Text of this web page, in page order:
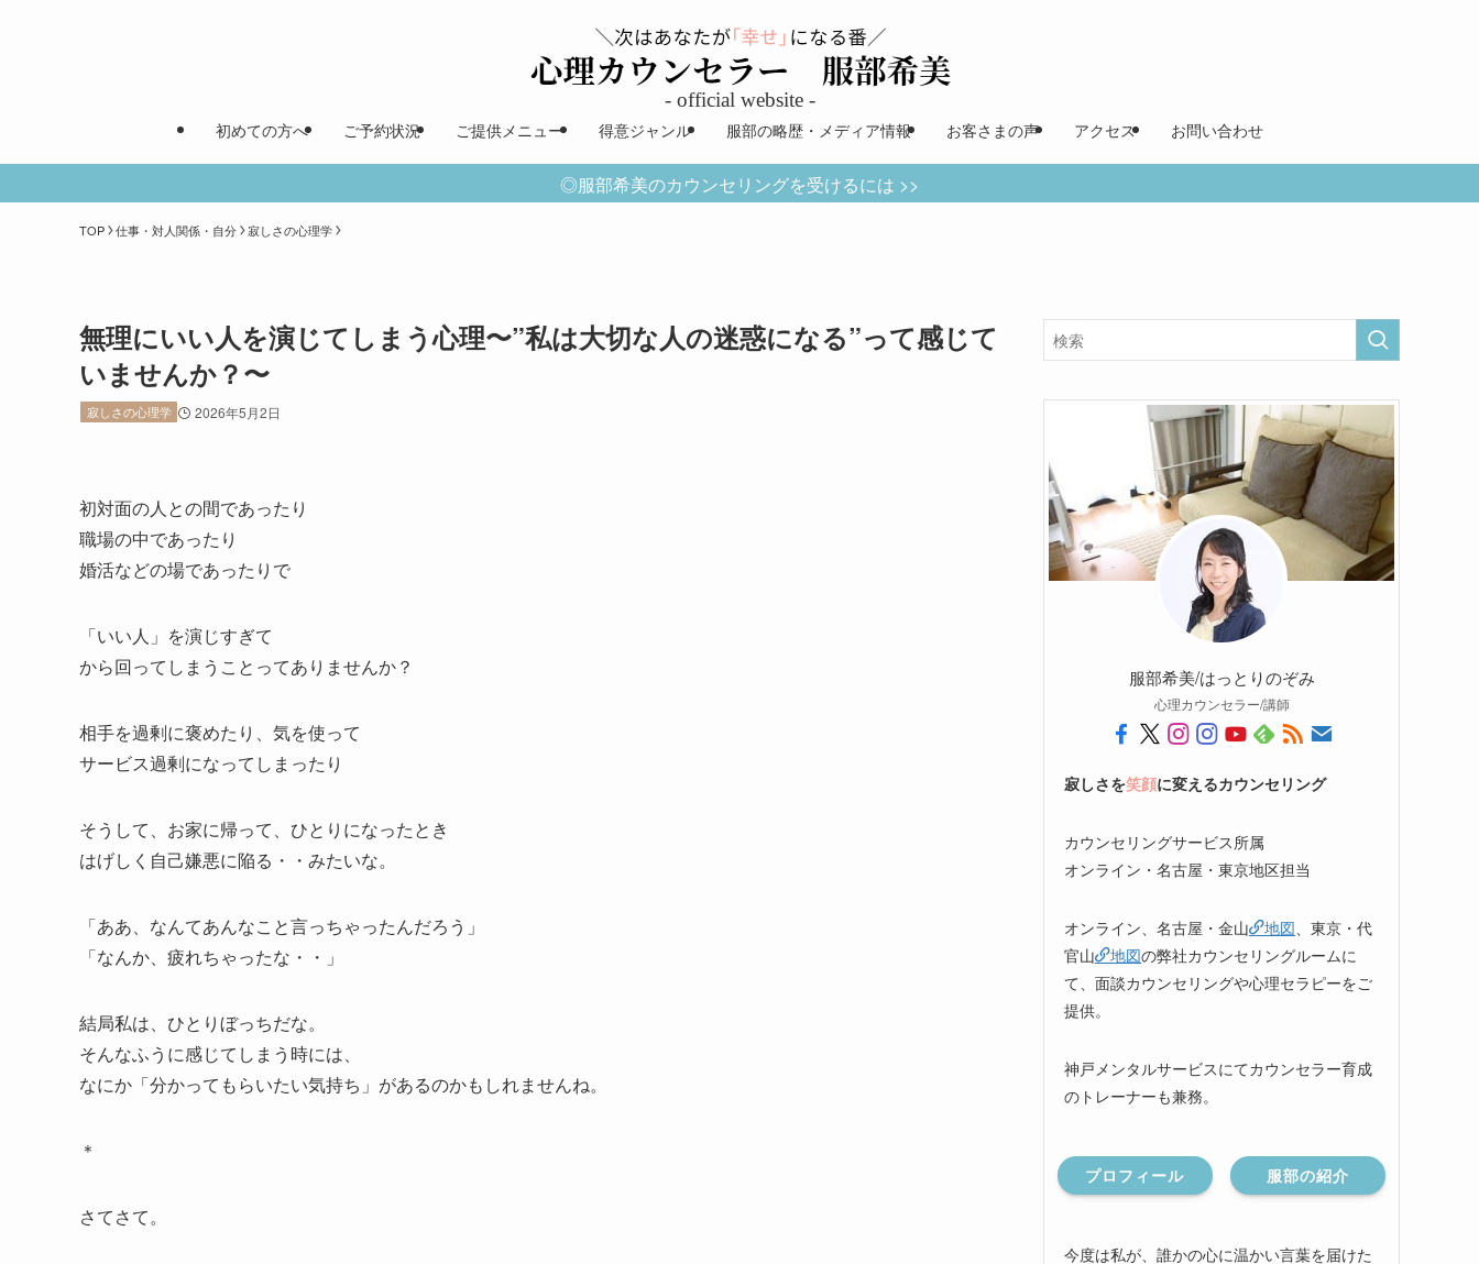
初めての方へ ご予約状況 ご提供メニュー 得意ジャンル 服部の略歴・メディア情報 お客さまの声 アクセス お問い合わせ
◎服部希美のカウンセリングを受けるには >>
TOP 仕事・対人関係・自分 寂しさの心理学
無理にいい人を演じてしまう心理〜”私は大切な人の迷惑になる”って感じて
いませんか？〜
寂しさの心理学 2026年5月2日
初対面の人との間であったり
職場の中であったり
婚活などの場であったりで
「いい人」を演じすぎて
から回ってしまうことってありませんか？
相手を過剰に褒めたり、気を使って
サービス過剰になってしまったり
そうして、お家に帰って、ひとりになったとき
はげしく自己嫌悪に陥る・・みたいな。
「ああ、なんてあんなこと言っちゃったんだろう」
「なんか、疲れちゃったな・・」
結局私は、ひとりぼっちだな。
そんなふうに感じてしまう時には、
なにか「分かってもらいたい気持ち」があるのかもしれませんね。
＊
さてさて。
服部希美/はっとりのぞみ
心理カウンセラー/講師
寂しさを笑顔に変えるカウンセリング
カウンセリングサービス所属
オンライン・名古屋・東京地区担当
オンライン、名古屋・金山 地図、東京・代
官山
地図の弊社カウンセリングルームに
て、面談カウンセリングや心理セラピーをご
提供。
神戸メンタルサービスにてカウンセラー育成
のトレーナーも兼務。
プロフィール 服部の紹介
今度は私が、誰かの心に温かい言葉を届けた